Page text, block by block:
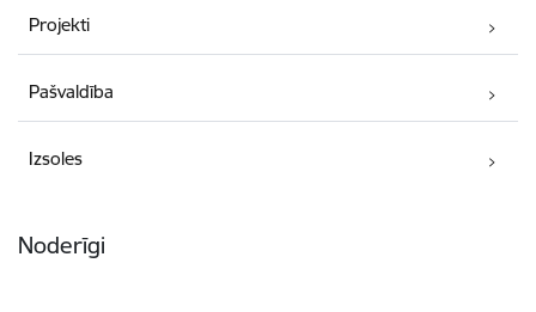
Projekti
Pašvaldība
Izsoles
Noderīgi